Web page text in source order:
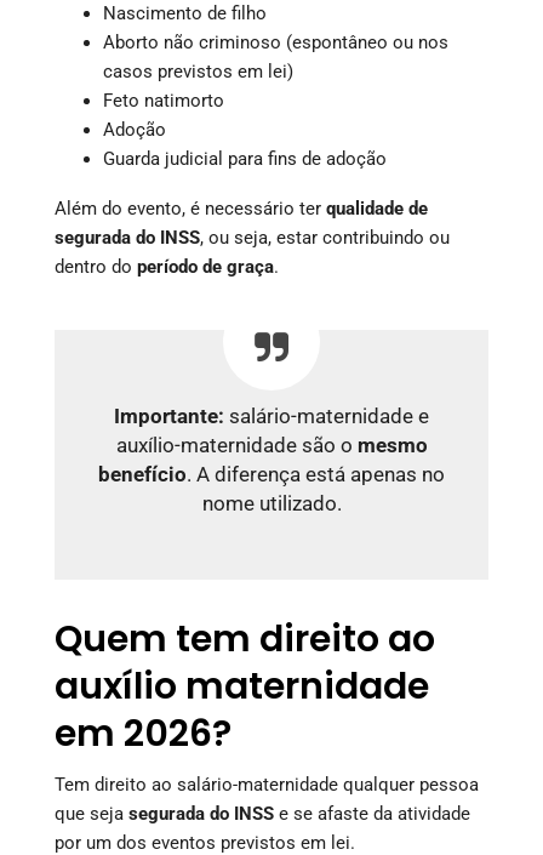
Nascimento de filho
Aborto não criminoso (espontâneo ou nos
casos previstos em lei)
Feto natimorto
Adoção
Guarda judicial para fins de adoção
Além do evento, é necessário ter qualidade de
segurada do INSS, ou seja, estar contribuindo ou
dentro do período de graça.
Importante: salário-maternidade e
auxílio-maternidade são o mesmo
benefício. A diferença está apenas no
nome utilizado.
Quem tem direito ao
auxílio maternidade
em 2026?
Tem direito ao salário-maternidade qualquer pessoa
que seja segurada do INSS e se afaste da atividade
por um dos eventos previstos em lei.